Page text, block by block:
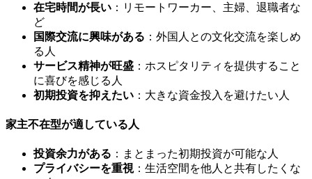
在宅時間が長い ：リモートワーカー、主婦、退職者な
ど
国際交流に興味がある ：外国人との文化交流を楽しめ
る人
サービス精神が旺盛 ：ホスピタリティを提供すること
に喜びを感じる人
初期投資を抑えたい ：大きな資金投入を避けたい人
家主不在型が適している人
投資余力がある ：まとまった初期投資が可能な人
プライバシーを重視：生活空間を他人と共有したくな